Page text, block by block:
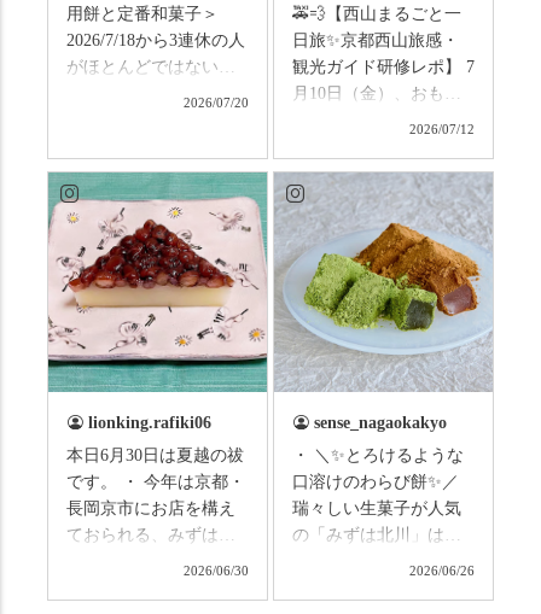
用餅と定番和菓子＞
2026/7/18から3連休の人
がほとんどではないか
と思います。みなさん
ものすごい暑さが続き
ますので、熱中症にな
らないようお互いに気
をつけましょう。 3連休
まずは「みずは北川」
の和菓子の紹介から。
（写真2枚目から） ・土
用餅（2個入） 暑気払
い、厄払いとして夏の
土用入りにいただくと
今年の土用の入りは7/20
だそうです。連休最終
日、時間のある人はぜ
ひこの機会に食べてみ
なこ） •わらび餅（抹
2026/07/20
🚕💨【西山まるごと一
日旅✨京都西山旅感・
観光ガイド研修レポ】 7
月10日（金）、おもて
なしタクシーの日高順
西山の魅力をぎゅっと
詰め込んだ観光ガイド
研修に行ってきまし
た！ 🎋スタートは「竹
の径」。 頭上を覆う竹
のトンネルに一歩入る
と、空気がすっと涼し
くなって、聞こえるの
は葉ずれの音だけ。嵐
山の竹林に絶対負けて
れ違うのは犬の散歩の
方くらい。この静け
さ、贅沢すぎません
か…？ここを独り占め
できるのが西山なんで
す。 ⛩️続いて「大原野
2026/07/12
lionking.rafiki06
本日6月30日は夏越の祓
です。 ・ 今年は京都・
長岡京市にお店を構え
ておられる、みずは北
2026/06/30
sense_nagaokakyo
・ ＼✨とろけるような
口溶けのわらび餅✨／
瑞々しい生菓子が人気
の「みずは北川」は、
2026/06/26